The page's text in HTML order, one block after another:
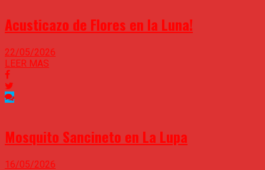
Acusticazo de Flores en la Luna!
22/05/2026
LEER MAS
Mosquito Sancineto en La Lupa
16/05/2026